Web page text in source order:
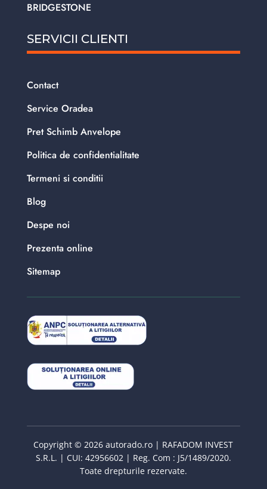
BRIDGESTONE
SERVICII CLIENTI
Contact
Service Oradea
Pret Schimb Anvelope
Politica de confidentialitate
Termeni si conditii
Blog
Despe noi
Prezenta online
Sitemap
Copyright © 2026 autorado.ro | RAFADOM INVEST
S.R.L. | CUI: 42956602 | Reg. Com : J5/1489/2020.
Toate drepturile rezervate.